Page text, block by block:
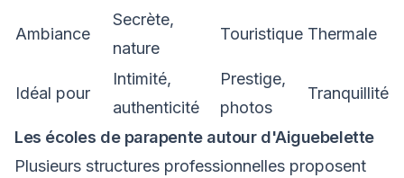
Ambiance
Secrète,
nature
Touristique Thermale
Idéal pour
Intimité,
authenticité
Prestige,
photos
Tranquillité
Les écoles de parapente autour d'Aiguebelette
Plusieurs structures professionnelles proposent